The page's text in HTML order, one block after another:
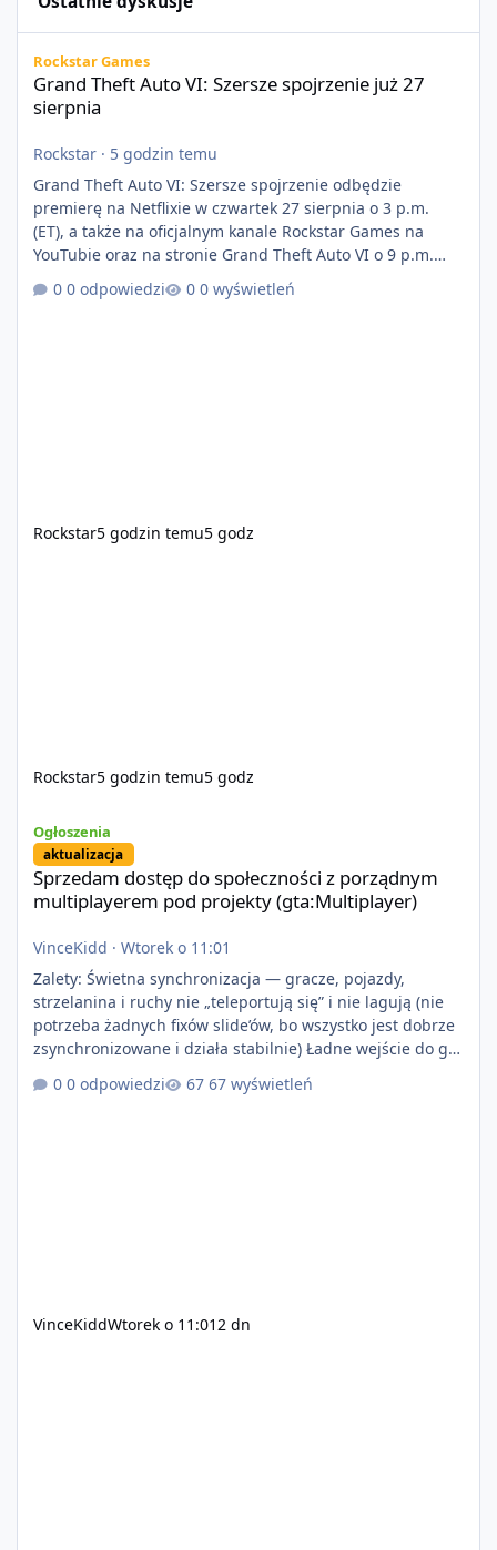
Rockstar Games
Grand Theft Auto VI: Szersze spojrzenie już 27
sierpnia
Rockstar · 5 godzin temu
Grand Theft Auto VI: Szersze spojrzenie odbędzie
premierę na Netflixie w czwartek 27 sierpnia o 3 p.m.
(ET), a także na oficjalnym kanale Rockstar Games na
YouTubie oraz na stronie Grand Theft Auto VI o 9 p.m.
(ET) 27 sierpnia. https://netflix.com/GTAVI Grand Theft
Auto VI będzie dostępne 19 listopada na PlayStation 5
0 odpowiedzi 0 wyświetleń
Rockstar5 godzin temu5 godz
Rockstar5 godzin temu5 godz
Ogłoszenia
aktualizacja
Sprzedam dostęp do społeczności z porządnym
multiplayerem pod projekty (gta:Multiplayer)
VinceKidd · Wtorek o 11:01
Zalety: Świetna synchronizacja — gracze, pojazdy,
strzelanina i ruchy nie „teleportują się” i nie lagują (nie
potrzeba żadnych fixów slide’ów, bo wszystko jest dobrze
zsynchronizowane i działa stabilnie) Ładne wejście do gry
+ solidny antycheat na poziomie multiplayera Wygodne
pisanie własnych modów i skryptów (wsparcie C# / JS /
0 odpowiedzi 67 wyświetleń
VinceKiddWtorek o 11:012 dn